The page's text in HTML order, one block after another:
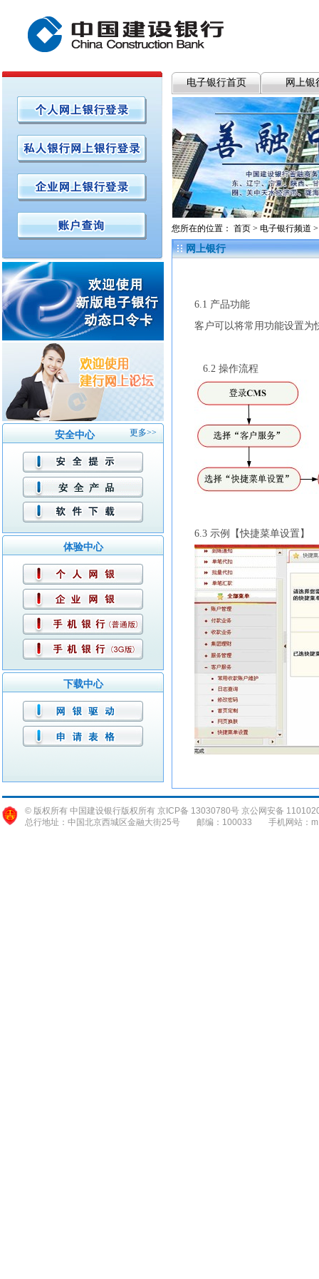
更多>>
安全中心
体验中心
下载中心
网上银
电子银行首页
您所在的位置： 首页 > 电子银行频道
网上银行
6.1 产品功能
客户可以将常用功能设置为
6.2 操作流程
6.3 示例【快捷菜单设置】
© 版权所有 中国建设银行版权所有 京ICP备 13030780号 京公网安备
总行地址：中国北京西城区金融大街25号
邮编：100033 手机网站：